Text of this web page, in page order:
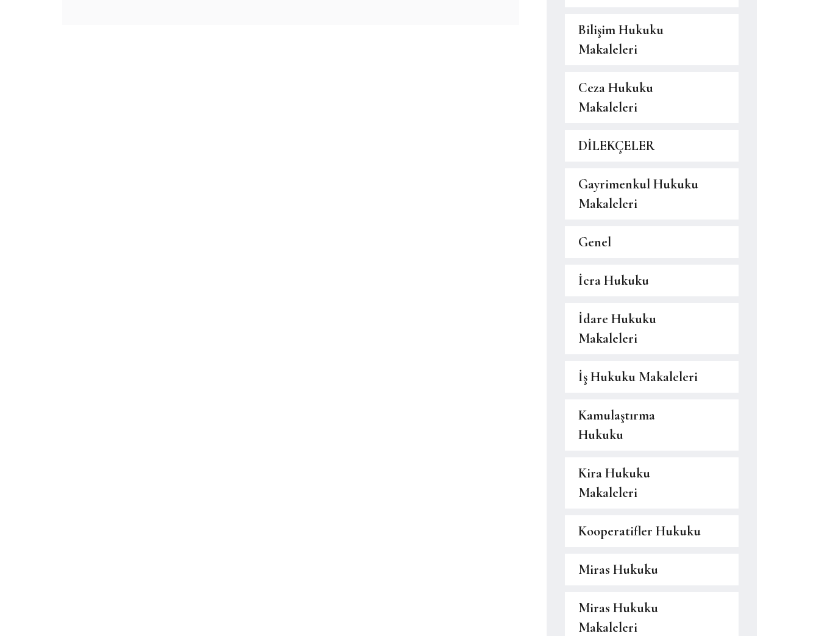
Bilişim Hukuku
Makaleleri
Ceza Hukuku
Makaleleri
DİLEKÇELER
Gayrimenkul Hukuku
Makaleleri
Genel
İcra Hukuku
İdare Hukuku
Makaleleri
İş Hukuku Makaleleri
Kamulaştırma
Hukuku
Kira Hukuku
Makaleleri
Kooperatifler Hukuku
Miras Hukuku
Miras Hukuku
Makaleleri